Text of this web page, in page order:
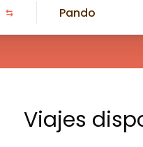
Viajes